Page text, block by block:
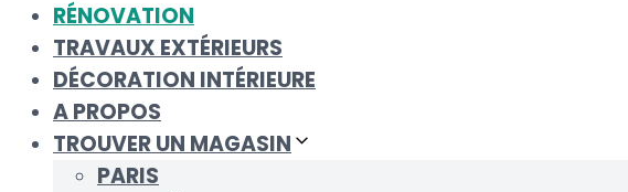
RÉNOVATION
TRAVAUX EXTÉRIEURS
DÉCORATION INTÉRIEURE
A PROPOS
TROUVER UN MAGASIN
PARIS